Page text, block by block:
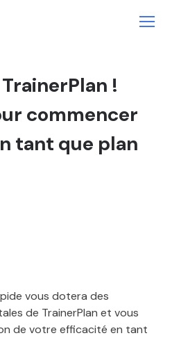
!
commencer
tant que plan
vous dotera des
de TrainerPlan et vous
de votre efficacité en tant